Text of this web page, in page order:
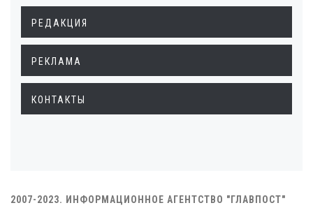
РЕДАКЦИЯ
РЕКЛАМА
КОНТАКТЫ
2007-2023. ИНФОРМАЦИОННОЕ АГЕНТСТВО "ГЛАВПОСТ"